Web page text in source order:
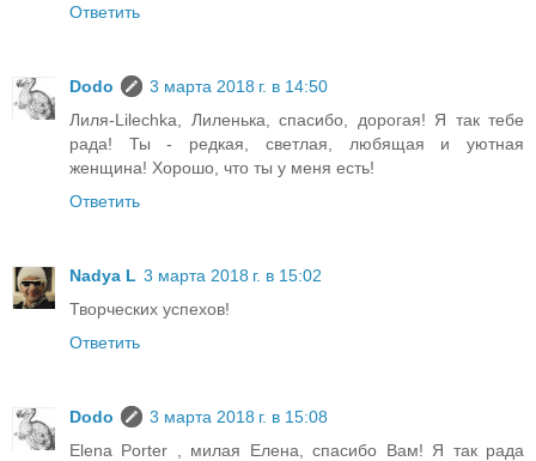
Ответить
Dodo
3 марта 2018 г. в 14:50
Лиля-Lilechka, Лиленька, спасибо, дорогая! Я так тебе
рада! Ты - редкая, светлая, любящая и уютная
женщина! Хорошо, что ты у меня есть!
Ответить
Nadya L 3 марта 2018 г. в 15:02
Творческих успехов!
Ответить
Dodo
3 марта 2018 г. в 15:08
Elena Porter , милая Елена, спасибо Вам! Я так рада